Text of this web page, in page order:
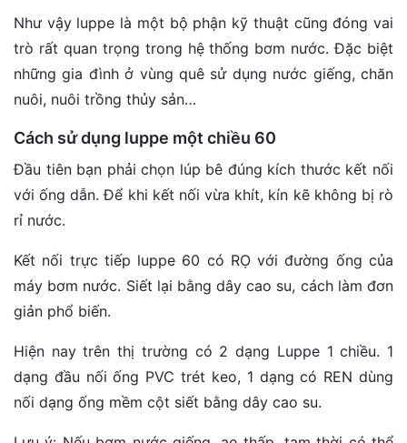
Như vậy luppe là một bộ phận kỹ thuật cũng đóng vai
trò rất quan trọng trong hệ thống bơm nước. Đặc biệt
những gia đình ở vùng quê sử dụng nước giếng, chăn
nuôi, nuôi trồng thủy sản…
Cách sử dụng luppe một chiều 60
Đầu tiên bạn phải chọn lúp bê đúng kích thước kết nối
với ống dẫn. Để khi kết nối vừa khít, kín kẽ không bị rò
rỉ nước.
Kết nối trực tiếp luppe 60 có RỌ với đường ống của
máy bơm nước. Siết lại bằng dây cao su, cách làm đơn
giản phổ biến.
Hiện nay trên thị trường có 2 dạng Luppe 1 chiều. 1
dạng đầu nối ống PVC trét keo, 1 dạng có REN dùng
nối dạng ống mềm cột siết bằng dây cao su.